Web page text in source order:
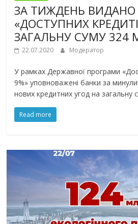
ЗА ТИЖДЕНЬ ВИДАНО
«ДОСТУПНИХ
ЗАГАЛЬНУ СУМУ 324
22.07.2020 Модератор
У рамках Державної програми
9%» уповноважені банки за
нових кредитних угод на загальну
Read more